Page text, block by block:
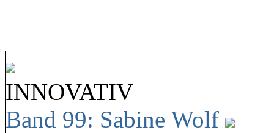
INNOVATIV
Band 99: Sabine Wolf